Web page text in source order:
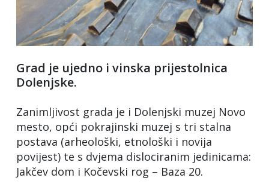
Grad je ujedno i vinska prijestolnica
Dolenjske.
Zanimljivost grada je i Dolenjski muzej Novo
mesto, opći pokrajinski muzej s tri stalna
postava (arheološki, etnološki i novija
povijest) te s dvjema dislociranim jedinicama:
Jakčev dom i Kočevski rog – Baza 20.